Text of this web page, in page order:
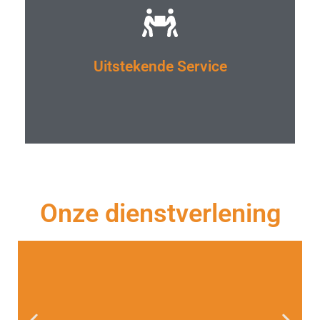
Uitstekende Service
Onze dienstverlening